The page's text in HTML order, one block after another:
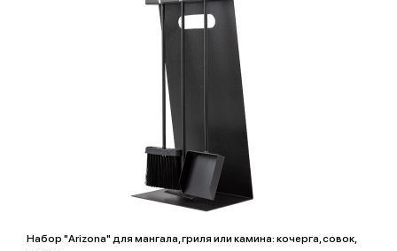
Набор "Arizona" для мангала, гриля или камина: кочерга, совок,